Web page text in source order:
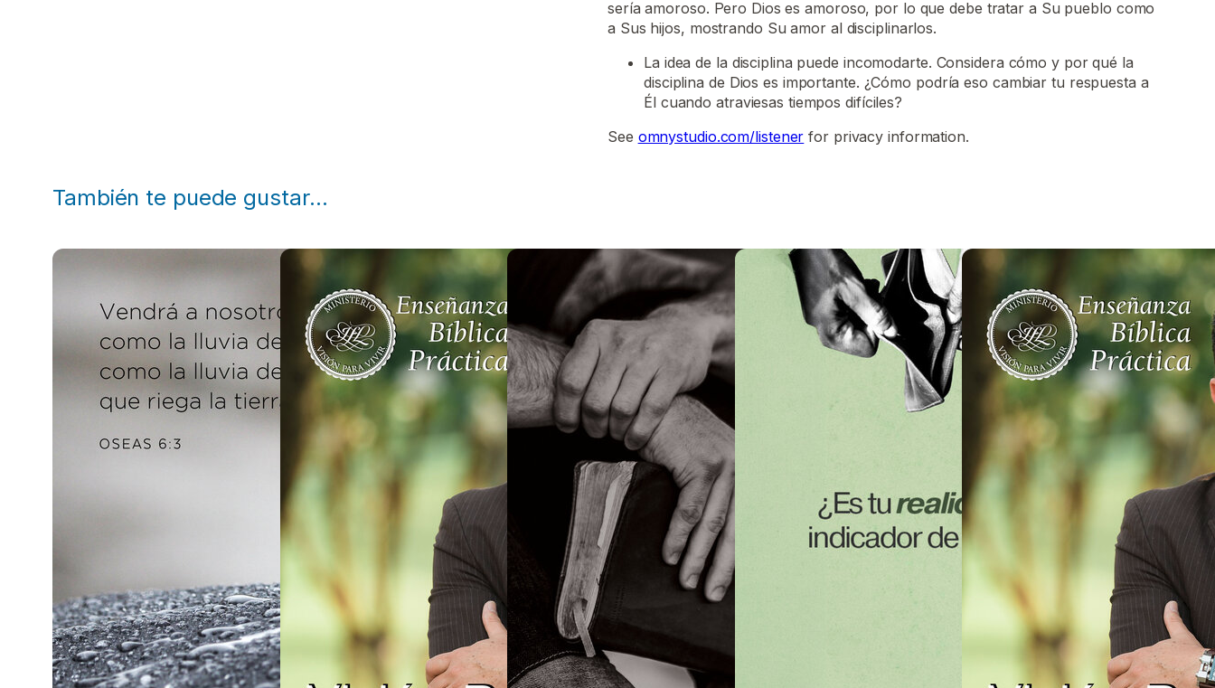
sería amoroso. Pero Dios es amoroso, por lo que debe tratar a Su pueblo como
a Sus hijos, mostrando Su amor al disciplinarlos.
La idea de la disciplina puede incomodarte. Considera cómo y por qué la
disciplina de Dios es importante. ¿Cómo podría eso cambiar tu respuesta a
Él cuando atraviesas tiempos difíciles?
See omnystudio.com/listener for privacy information.
También te puede gustar…